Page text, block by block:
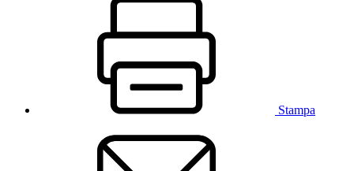
Stampa